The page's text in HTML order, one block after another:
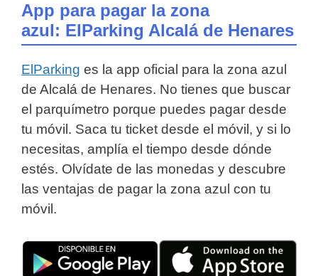
App para pagar la zona
azul: ElParking Alcalá de Henares
ElParking es la app oficial para la zona azul
de Alcalá de Henares. No tienes que buscar
el parquímetro porque puedes pagar desde
tu móvil. Saca tu ticket desde el móvil, y si lo
necesitas, amplía el tiempo desde dónde
estés. Olvídate de las monedas y descubre
las ventajas de pagar la zona azul con tu
móvil.